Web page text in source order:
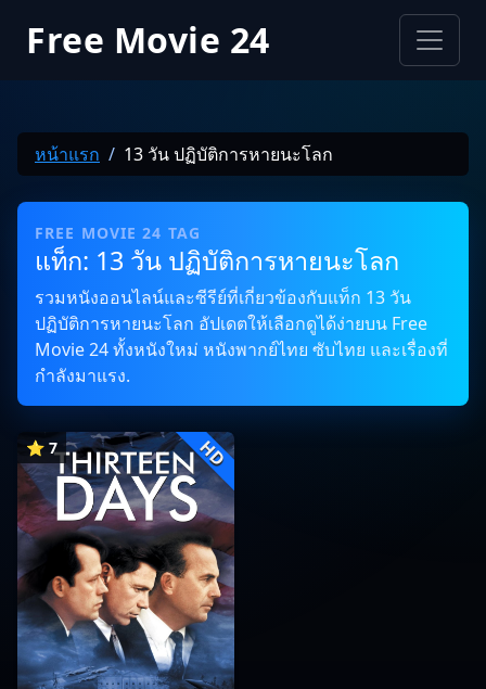
Free Movie 24
หน้าแรก 13 วัน ปฏิบัติการหายนะโลก
FREE MOVIE 24 TAG
แท็ก: 13 วัน ปฏิบัติการหายนะโลก
รวมหนังออนไลน์และซีรีย์ที่เกี่ยวข้องกับแท็ก 13 วัน
ปฏิบัติการหายนะโลก อัปเดตให้เลือกดูได้ง่ายบน Free
Movie 24 ทั้งหนังใหม่ หนังพากย์ไทย ซับไทย และเรื่องที่
กำลังมาแรง.
⭐ 7 HD